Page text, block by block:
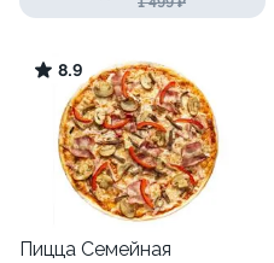
8.9
Пицца Семейная